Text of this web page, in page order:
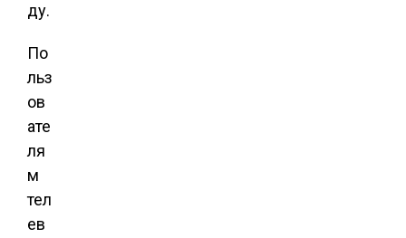
ду.
По
льз
ов
ате
ля
м
тел
ев